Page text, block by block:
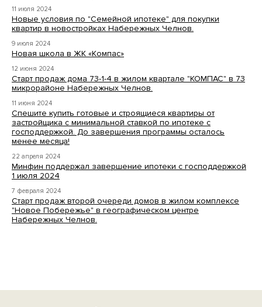
11 июля 2024
Новые условия по "Семейной ипотеке" для покупки
квартир в новостройках Набережных Челнов.
9 июля 2024
Новая школа в ЖК «Компас»
12 июня 2024
Старт продаж дома 73-1-4 в жилом квартале "КОМПАС" в 73
микрорайоне Набережных Челнов.
11 июня 2024
Спешите купить готовые и строящиеся квартиры от
застройщика с минимальной ставкой по ипотеке с
господдержкой. До завершения программы осталось
менее месяца!
22 апреля 2024
Минфин поддержал завершение ипотеки с господдержкой
1 июля 2024
7 февраля 2024
Старт продаж второй очереди домов в жилом комплексе
"Новое Побережье" в географическом центре
Набережных Челнов.